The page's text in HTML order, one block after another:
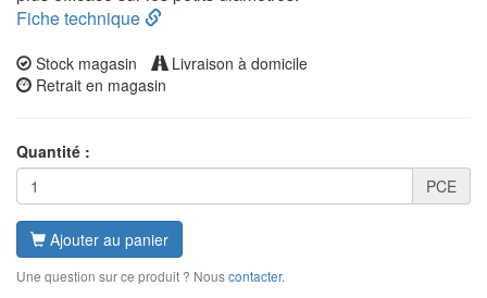
Fiche technique
Stock magasin
Livraison à domicile
Retrait en magasin
Quantité :
PCE
Ajouter au panier
Une question sur ce produit ? Nouscontacter.